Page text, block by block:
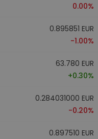
0.00%
0.895851 EUR
-1.00%
63.780 EUR
+0.30%
0.284031000 EUR
-0.20%
0.897510 EUR